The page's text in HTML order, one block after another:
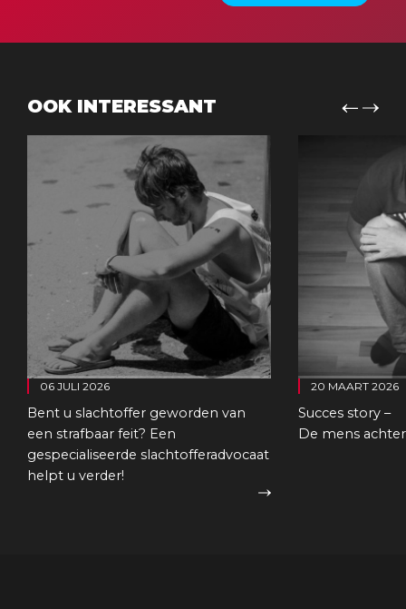
OOK INTERESSANT
06 JULI 2026
Bent u slachtoffer geworden van
een strafbaar feit? Een
gespecialiseerde slachtofferadvocaat
helpt u verder!
20 MAART 2026
Succes story –
De mens